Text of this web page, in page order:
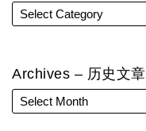
Archives – 历史文章